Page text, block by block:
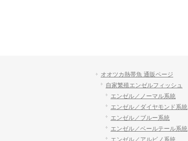
オオツカ熱帯魚 通販ページ
自家繁殖エンゼルフィッシュ
エンゼル／ノーマル系統
エンゼル／ダイヤモンド系統
エンゼル／ブルー系統
エンゼル／ベールテール系統
エンゼル／アルビノ系統